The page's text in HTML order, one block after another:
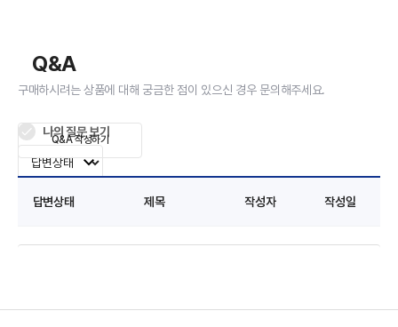
Q&A
구매하시려는 상품에 대해 궁금한 점이 있으신 경우 문의해주세요.
나의 질문 보기
답변상태 제목 작성자 작성일
Q&A 작성하기